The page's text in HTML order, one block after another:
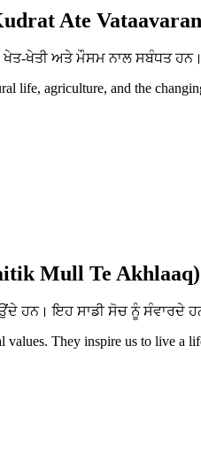
Ate
ਖੇਤੀ ਅਤੇ ਮੌਸਮ ਨਾਲ ਸਬੰਧਤ ਹਨ।
life, agriculture, and the
Mull Te Akhlaaq)
ਇਹ ਸਾਡੀ ਸੋਚ ਨੂੰ ਸੰਵਾਰਦੇ
values. They inspire us to live a